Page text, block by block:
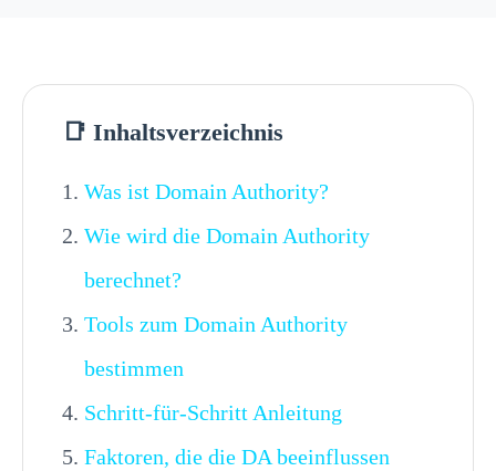
📑 Inhaltsverzeichnis
Was ist Domain Authority?
Wie wird die Domain Authority
berechnet?
Tools zum Domain Authority
bestimmen
Schritt-für-Schritt Anleitung
Faktoren, die die DA beeinflussen